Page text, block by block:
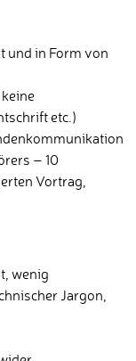
und in Form von
etc.)
– 10
Vortrag,
wenig
Jargon,